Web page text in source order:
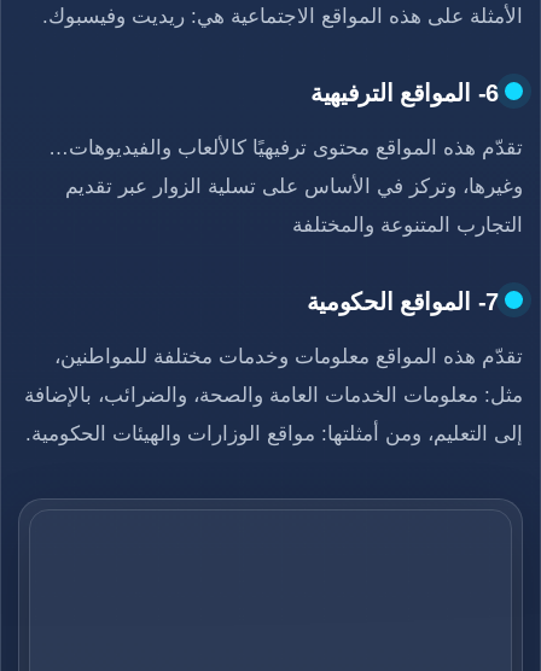
الأمثلة على هذه المواقع الاجتماعية هي: ريديت وفيسبوك.
6- المواقع الترفيهية
تقدّم هذه المواقع محتوى ترفيهيًا كالألعاب والفيديوهات…
وغيرها، وتركز في الأساس على تسلية الزوار عبر تقديم
التجارب المتنوعة والمختلفة
7- المواقع الحكومية
تقدّم هذه المواقع معلومات وخدمات مختلفة للمواطنين،
مثل: معلومات الخدمات العامة والصحة، والضرائب، بالإضافة
إلى التعليم، ومن أمثلتها: مواقع الوزارات والهيئات الحكومية.